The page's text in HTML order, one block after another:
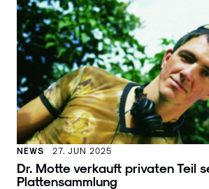
NEWS 27. JUN 2025
Dr. Motte verkauft privaten Teil
Plattensammlung